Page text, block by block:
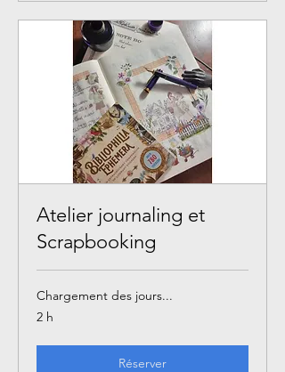
Atelier journaling et
Scrapbooking
Chargement des jours...
2 h
Réserver